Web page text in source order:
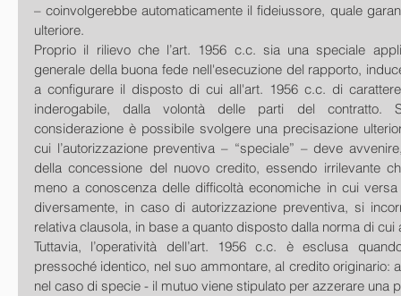
– coinvolgerebbe automaticamente il fideiussore, quale
ulteriore.
Proprio il rilievo che l’art. 1956 c.c. sia una speciale
generale della buona fede nell'esecuzione del rapporto,
a configurare il disposto di cui all'art. 1956 c.c. di
inderogabile, dalla volontà delle parti del contratto.
considerazione è possibile svolgere una precisazione
cui l’autorizzazione preventiva – “speciale” – deve
della concessione del nuovo credito, essendo irrilevante
meno a conoscenza delle difficoltà economiche in cui
diversamente, in caso di autorizzazione preventiva, si
relativa clausola, in base a quanto disposto dalla norma di cui
Tuttavia, l’operatività dell’art. 1956 c.c. è esclusa
pressoché identico, nel suo ammontare, al credito originario:
nel caso di specie - il mutuo viene stipulato per azzerare una